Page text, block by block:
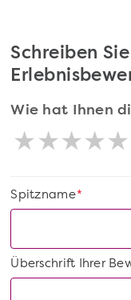
Schreiben
Wie hat Ihnen
*
Spitzname
Überschrift Ihrer